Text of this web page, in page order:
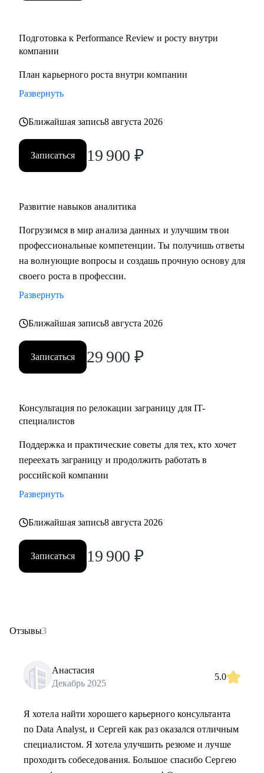
Подготовка к Performance Review и росту внутри
компании
План карьерного роста внутри компании
Развернуть
Ближайшая запись8 августа 2026
Записаться 19 900 ₽
Развитие навыков аналитика
Погрузимся в мир анализа данных и улучшим твои
профессиональные компетенции. Ты получишь ответы
на волнующие вопросы и создашь прочную основу для
своего роста в профессии.
Развернуть
Ближайшая запись8 августа 2026
Записаться 29 900 ₽
Консультация по релокации заграницу для IT-
специалистов
Поддержка и практические советы для тех, кто хочет
переехать заграницу и продолжить работать в
российской компании
Развернуть
Ближайшая запись8 августа 2026
Записаться 19 900 ₽
Отзывы3
Анастасия
Декабрь 2025
5.0
Я хотела найти хорошего карьерного консультанта
по Data Analyst, и Сергей как раз оказался отличным
специалистом. Я хотела улучшить резюме и лучше
проходить собеседования. Большое спасибо Сергею